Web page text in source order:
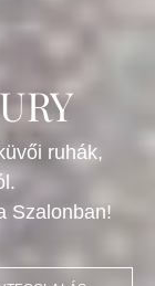
ruhák,
Szalonban!